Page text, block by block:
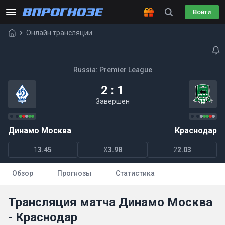
Войти
Онлайн трансляции
Russia: Premier League
2 : 1
Завершен
Динамо Москва Краснодар
13.45 X3.98 22.03
Обзор Прогнозы Статистика
Трансляция матча Динамо Москва
- Краснодар